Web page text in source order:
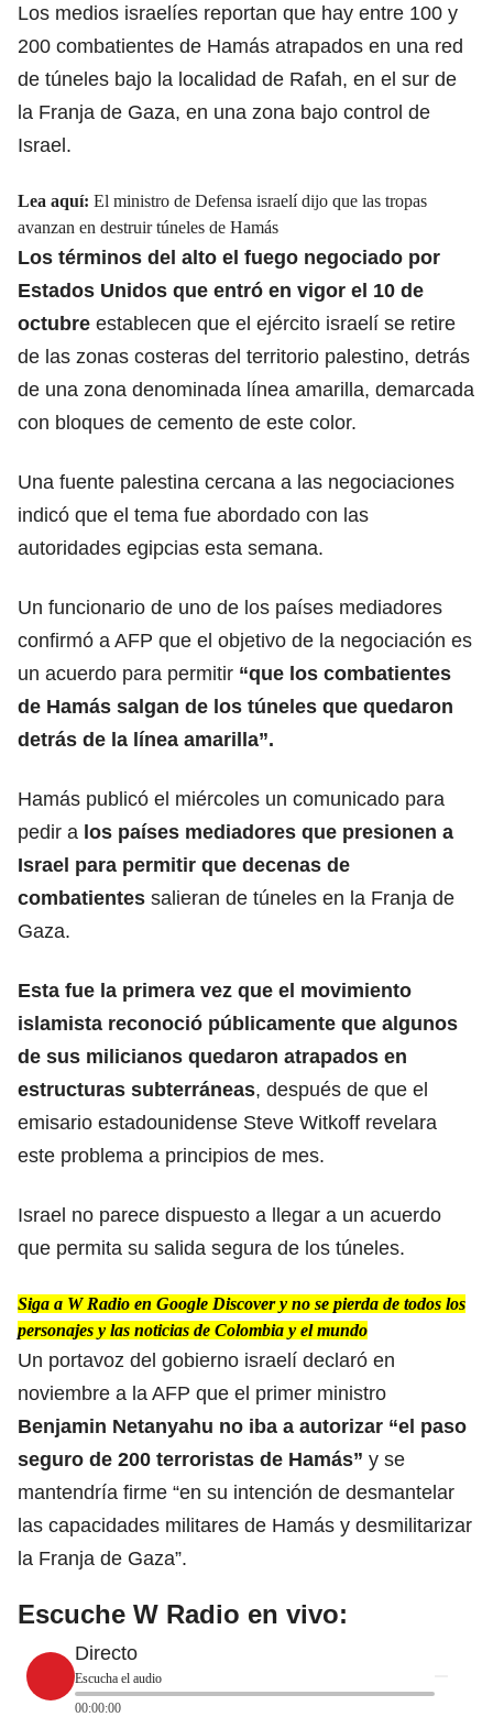
Los medios israelíes reportan que hay entre 100 y
200 combatientes de Hamás atrapados en una red
de túneles bajo la localidad de Rafah, en el sur de
la Franja de Gaza, en una zona bajo control de
Israel.
Lea aquí: El ministro de Defensa israelí dijo que las tropas
avanzan en destruir túneles de Hamás
Los términos del alto el fuego negociado por
Estados Unidos que entró en vigor el 10 de
octubre establecen que el ejército israelí se retire
de las zonas costeras del territorio palestino, detrás
de una zona denominada línea amarilla, demarcada
con bloques de cemento de este color.
Una fuente palestina cercana a las negociaciones
indicó que el tema fue abordado con las
autoridades egipcias esta semana.
Un funcionario de uno de los países mediadores
confirmó a AFP que el objetivo de la negociación es
un acuerdo para permitir “que los combatientes
de Hamás salgan de los túneles que quedaron
detrás de la línea amarilla”.
Hamás publicó el miércoles un comunicado para
pedir a los países mediadores que presionen a
Israel para permitir que decenas de
combatientes salieran de túneles en la Franja de
Gaza.
Esta fue la primera vez que el movimiento
islamista reconoció públicamente que algunos
de sus milicianos quedaron atrapados en
estructuras subterráneas, después de que el
emisario estadounidense Steve Witkoff revelara
este problema a principios de mes.
Israel no parece dispuesto a llegar a un acuerdo
que permita su salida segura de los túneles.
Siga a W Radio en Google Discover y no se pierda de todos los
personajes y las noticias de Colombia y el mundo
Un portavoz del gobierno israelí declaró en
noviembre a la AFP que el primer ministro
Benjamin Netanyahu no iba a autorizar “el paso
seguro de 200 terroristas de Hamás” y se
mantendría firme “en su intención de desmantelar
las capacidades militares de Hamás y desmilitarizar
la Franja de Gaza”.
Escuche W Radio en vivo:
Directo
Escucha el audio
00:00:00